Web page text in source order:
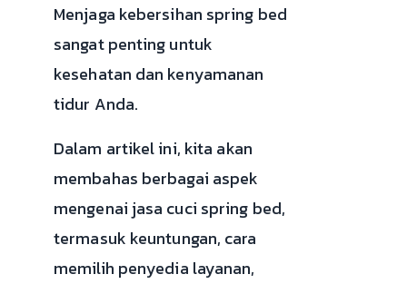
Menjaga kebersihan spring bed
sangat penting untuk
kesehatan dan kenyamanan
tidur Anda.
Dalam artikel ini, kita akan
membahas berbagai aspek
mengenai jasa cuci spring bed,
termasuk keuntungan, cara
memilih penyedia layanan,